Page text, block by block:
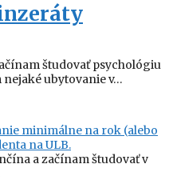
študovať psychológiu
nejaké ubytovanie v…
minimálne na rok (alebo
na ULB.
a začínam študovať v